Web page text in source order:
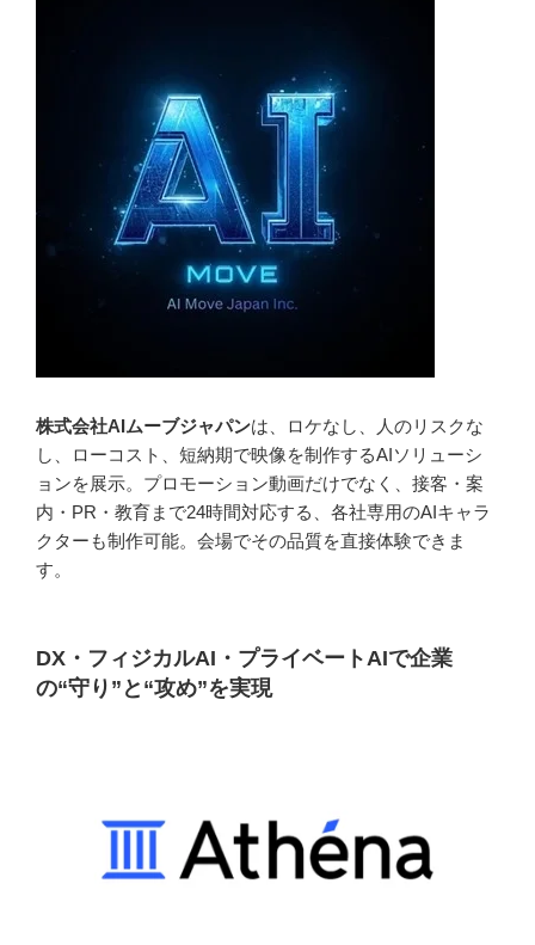
株式会社AIムーブジャパンは、ロケなし、人のリスクな
し、ローコスト、短納期で映像を制作するAIソリューシ
ョンを展示。プロモーション動画だけでなく、接客・案
内・PR・教育まで24時間対応する、各社専用のAIキャラ
クターも制作可能。会場でその品質を直接体験できま
す。
DX・フィジカルAI・プライベートAIで企業
の“守り”と“攻め”を実現